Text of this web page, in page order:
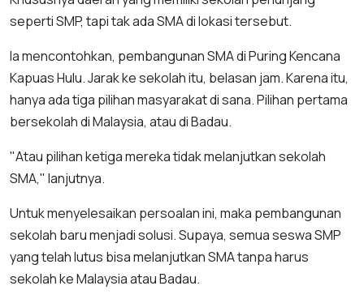
seperti SMP, tapi tak ada SMA di lokasi tersebut.
Ia mencontohkan, pembangunan SMA di Puring Kencana
Kapuas Hulu. Jarak ke sekolah itu, belasan jam. Karena itu,
hanya ada tiga pilihan masyarakat di sana. Pilihan pertama
bersekolah di Malaysia, atau di Badau.
"Atau pilihan ketiga mereka tidak melanjutkan sekolah
SMA," lanjutnya.
Untuk menyelesaikan persoalan ini, maka pembangunan
sekolah baru menjadi solusi. Supaya, semua seswa SMP
yang telah lutus bisa melanjutkan SMA tanpa harus
sekolah ke Malaysia atau Badau.